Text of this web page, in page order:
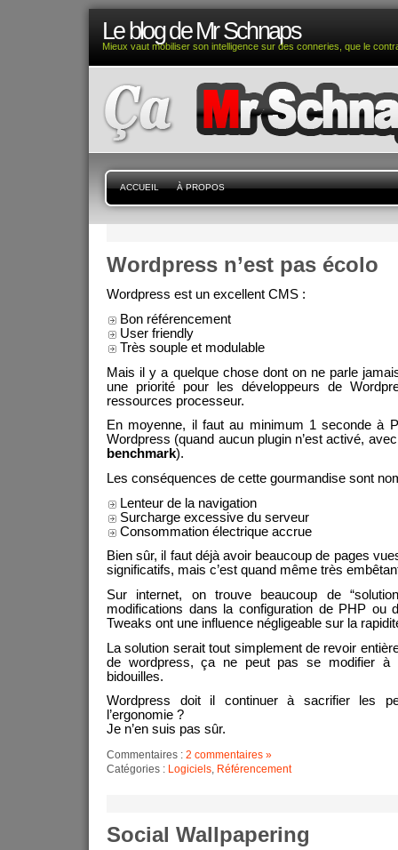
Le blog de Mr Schnaps
Mieux vaut mobiliser son intelligence sur des conneries, que le
ACCUEIL À PROPOS
Wordpress n’est pas écolo
Wordpress est un excellent CMS :
Bon référencement
User friendly
Très souple et modulable
Mais il y a quelque chose dont on ne parle
une priorité pour les développeurs de
ressources processeur.
En moyenne, il faut au minimum 1 seconde à
Wordpress (quand aucun plugin n’est activé,
benchmark).
Les conséquences de cette gourmandise sont
Lenteur de la navigation
Surcharge excessive du serveur
Consommation électrique accrue
Bien sûr, il faut déjà avoir beaucoup de pages
significatifs, mais c’est quand même très
Sur internet, on trouve beaucoup de
modifications dans la configuration de PHP ou
Tweaks ont une influence négligeable sur la
La solution serait tout simplement de revoir
de wordpress, ça ne peut pas se modifier à
bidouilles.
Wordpress doit il continuer à sacrifier les
l’ergonomie ?
Je n’en suis pas sûr.
Commentaires : 2 commentaires »
Catégories : Logiciels, Référencement
Social Wallpapering